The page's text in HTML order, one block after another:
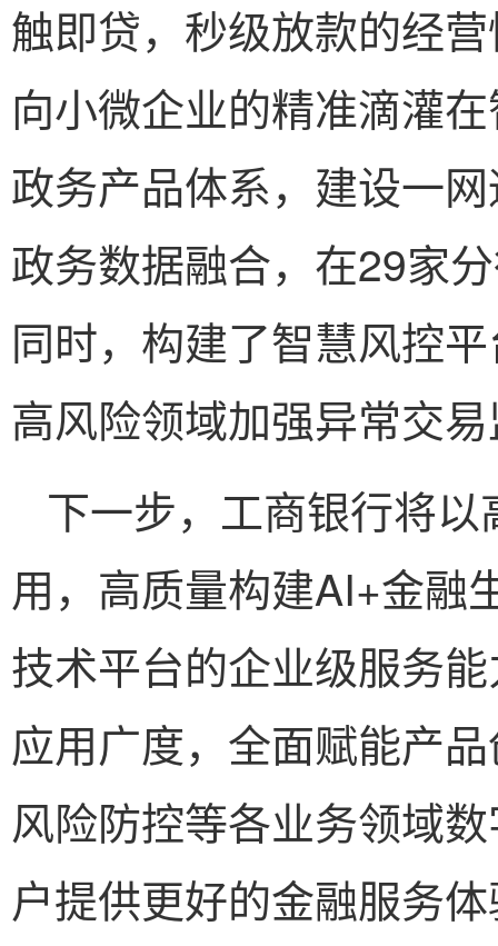
触即贷，秒级放款的经
向小微企业的精准滴灌
政务产品体系，建设一
政务数据融合，在29家
同时，构建了智慧风控
高风险领域加强异常交
下一步，工商银行将
用，高质量构建AI+金融
技术平台的企业级服务
应用广度，全面赋能产
风险防控等各业务领域
户提供更好的金融服务